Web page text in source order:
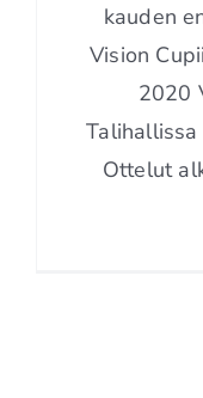
kauden
Vision
2020
Ottelut